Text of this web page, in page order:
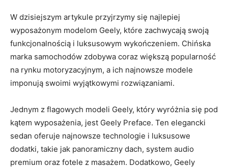
W dzisiejszym artykule przyjrzymy się najlepiej
wyposażonym ‌modelom Geely, które zachwycają swoją
funkcjonalnością⁣ i luksusowym wykończeniem. Chińska
marka samochodów ⁢zdobywa coraz większą popularność
na rynku motoryzacyjnym, a ich najnowsze modele
imponują swoimi wyjątkowymi rozwiązaniami.
Jednym z flagowych modeli Geely, który wyróżnia⁤ się pod
kątem wyposażenia, jest Geely Preface. Ten elegancki
sedan oferuje najnowsze technologie i luksusowe
dodatki, takie jak⁣ panoramiczny‍ dach, system audio
premium oraz ‍fotele z masażem. Dodatkowo, Geely